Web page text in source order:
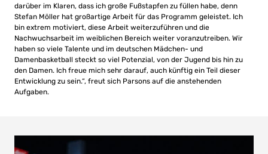
darüber im Klaren, dass ich große Fußstapfen zu füllen habe, denn
Stefan Möller hat großartige Arbeit für das Programm geleistet. Ich
bin extrem motiviert, diese Arbeit weiterzuführen und die
Nachwuchsarbeit im weiblichen Bereich weiter voranzutreiben. Wir
haben so viele Talente und im deutschen Mädchen- und
Damenbasketball steckt so viel Potenzial, von der Jugend bis hin zu
den Damen. Ich freue mich sehr darauf, auch künftig ein Teil dieser
Entwicklung zu sein.“, freut sich Parsons auf die anstehenden
Aufgaben.